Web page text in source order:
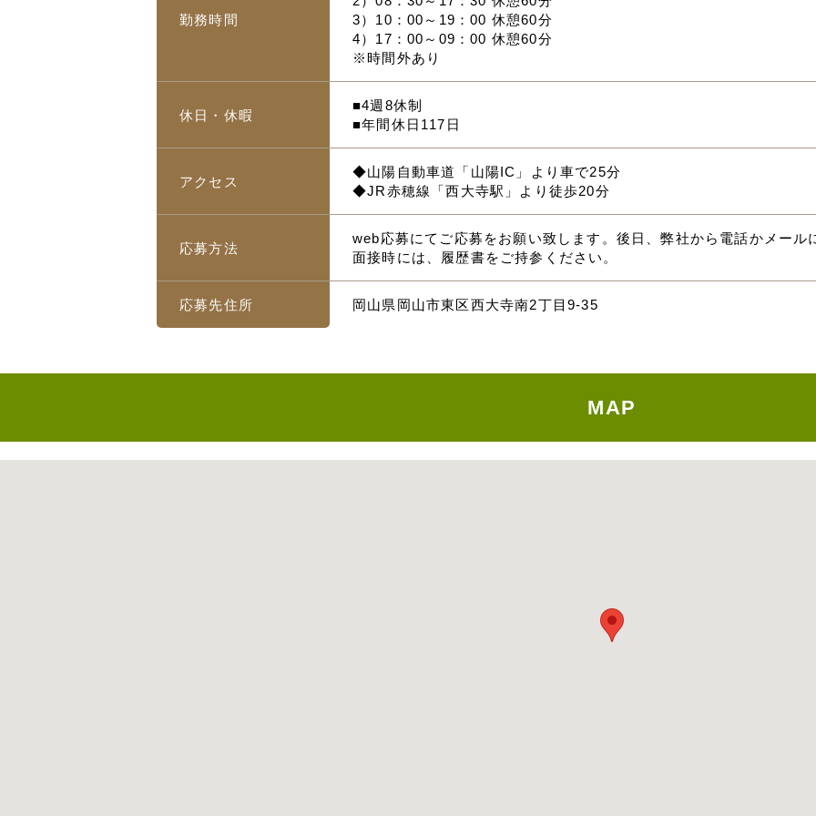
勤務時間
3）10：00～19：00 休憩60分
4）17：00～09：00 休憩60分
※時間外あり
休日・休暇
■4週8休制
■年間休日117日
アクセス
◆山陽自動車道「山陽IC」より車で25分
◆JR赤穂線「西大寺駅」より徒歩20分
応募方法
web応募にてご応募をお願い致します。後日、弊社から電話かメール
面接時には、履歴書をご持参ください。
応募先住所 岡山県岡山市東区西大寺南2丁目9-35
MAP